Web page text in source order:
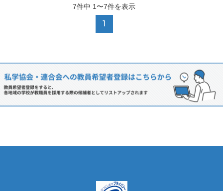
7件中 1〜7件を表示
1